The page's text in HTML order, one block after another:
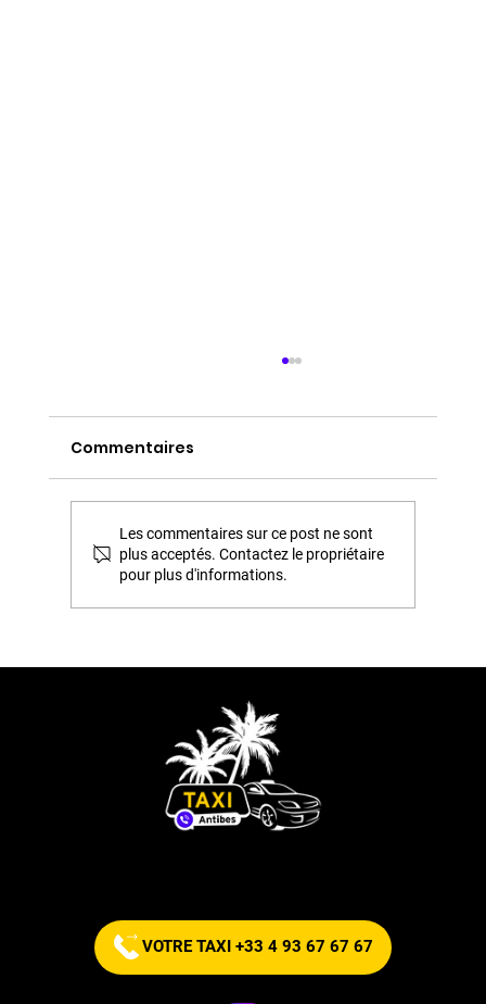
Festival Pyromélodique 2026 à
programme des feux d'artifice en
Commentaires
Les commentaires sur ce post ne sont
plus acceptés. Contactez le propriétaire
pour plus d'informations.
VOTRE TAXI +33 4 93 67 67 67